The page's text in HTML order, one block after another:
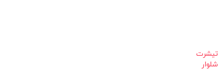
تیشرت
شلوار